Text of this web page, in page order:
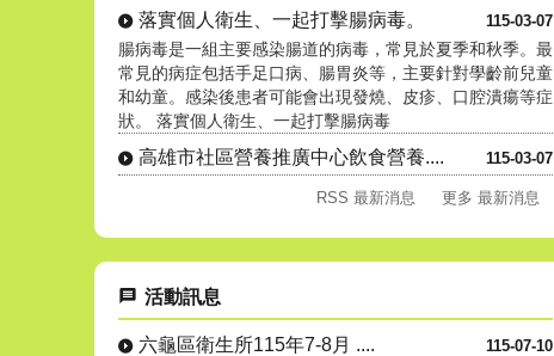
115-03-07
落實個人衛生、一起打擊腸病毒。
腸病毒是一組主要感染腸道的病毒，常見於夏季和秋季。最
常見的病症包括手足口病、腸胃炎等，主要針對學齡前兒童
和幼童。感染後患者可能會出現發燒、皮疹、口腔潰瘍等症
狀。 落實個人衛生、一起打擊腸病毒
115-03-07
高雄市社區營養推廣中心飲食營養....
RSS 最新消息 更多 最新消息
活動訊息
115-07-10
六龜區衛生所115年7-8月 ....